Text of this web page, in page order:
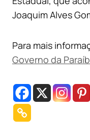
Joaquim Alves
Para mais
Governo da